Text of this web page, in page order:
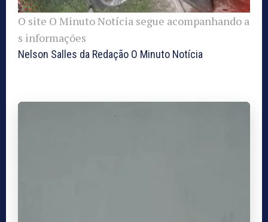
O site O Minuto Notícia segue acompanhando a
s informações
Nelson Salles da Redação O Minuto Notícia